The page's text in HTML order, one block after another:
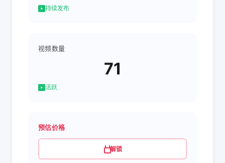
持续发布
视频数量
71
活跃
预估价格
解锁